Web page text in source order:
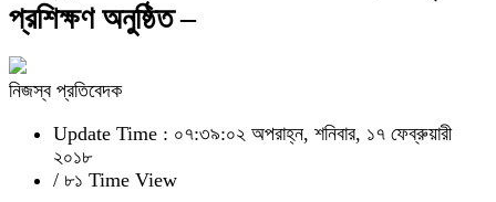
প্রশিক্ষণ অনুষ্ঠিত –
নিজস্ব প্রতিবেদক
Update Time : ০৭:৩৯:০২ অপরাহ্ন, শনিবার, ১৭ ফেব্রুয়ারী
২০১৮
/ ৮১ Time View